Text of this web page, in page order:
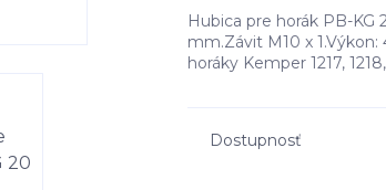
Hubica pre horák PB-
mm.Závit M10 x
horáky Kemper 1217, 1218,
Dostupnosť